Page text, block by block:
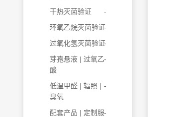
干热灭菌验证
环氧乙烷灭菌验证
过氧化氢灭菌验证
芽孢悬液 | 过氧乙
酸
低温甲醛 | 辐照 |
臭氧
配套产品 | 定制服